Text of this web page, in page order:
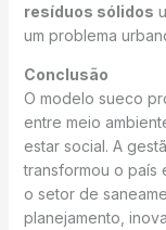
resíduos sólidos
um problema
Conclusão
O modelo sueco
entre meio
estar social. A
transformou o país
o setor de
planejamento,